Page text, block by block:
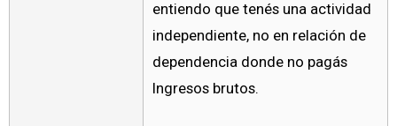
entiendo que tenés una actividad
independiente, no en relación de
dependencia donde no pagás
Ingresos brutos.